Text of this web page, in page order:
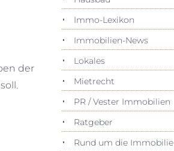
der
Immo-Lexikon
Immobilien-News
Lokales
Mietrecht
PR / Vester Immobilien
Ratgeber
Rund um die Immobilie